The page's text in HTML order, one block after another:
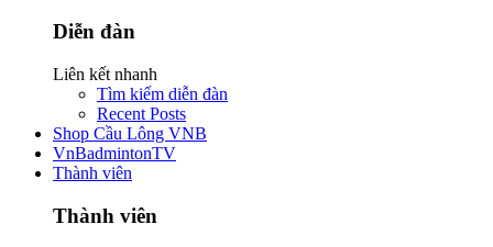
Diễn đàn
Liên kết nhanh
Tìm kiếm diễn đàn
Recent Posts
Shop Cầu Lông VNB
VnBadmintonTV
Thành viên
Thành viên